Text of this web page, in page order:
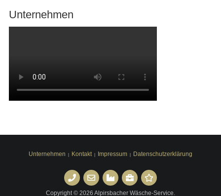
Unternehmen
Unternehmen Kontakt Impressum Datenschutzerklärung
KontaktAnfrage UnternehmenStellenangebote
Feedback
Copyright © 2026 Alpirsbacher Wäsche-Service.